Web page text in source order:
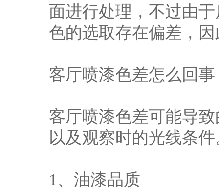
面进行处理，不过由
色的选取存在偏差，
客厅喷漆色差怎么回事
客厅喷漆色差可能导
以及观察时的光线条件
1、油漆品质